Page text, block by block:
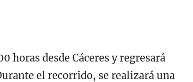
horas desde Cáceres y regresará
el recorrido, se realizará una